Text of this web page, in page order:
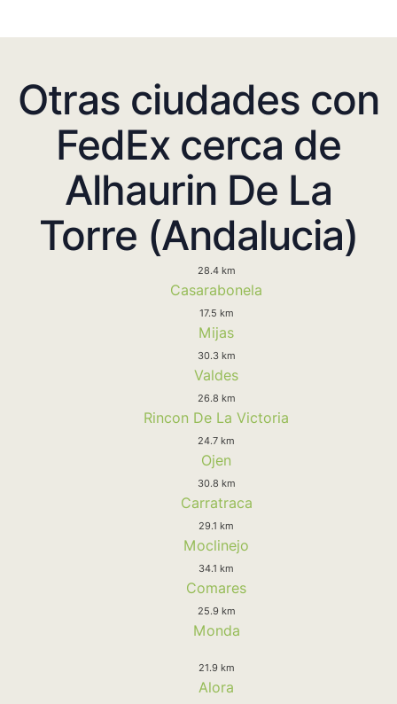
Otras ciudades con
FedEx cerca de
Alhaurin De La
Torre (Andalucia)
28.4 km
Casarabonela
17.5 km
Mijas
30.3 km
Valdes
26.8 km
Rincon De La Victoria
24.7 km
Ojen
30.8 km
Carratraca
29.1 km
Moclinejo
34.1 km
Comares
25.9 km
Monda
21.9 km
Alora